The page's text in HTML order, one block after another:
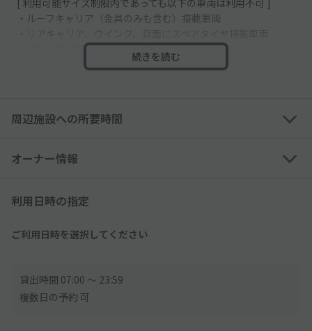
・ルーフキャリア（金具のみも含む）搭載車両
・アンテナが収納できない車両
・サイドミラーが折りたためない車両
用できません
可能性あり
●当駐車場には利用時間制限がございます。必ず時間制限をご確
※利用時間外でのご利用は出来ません。
●≪4:00～7:00≫は出庫できませんが連日ご予約いただければ宿
続きを読む
周辺施設への所要時間
オーナー情報
利用日時の指定
ご利用日時を選択してください
貸出時間 07:00 〜 23:59
複数日の予約 可